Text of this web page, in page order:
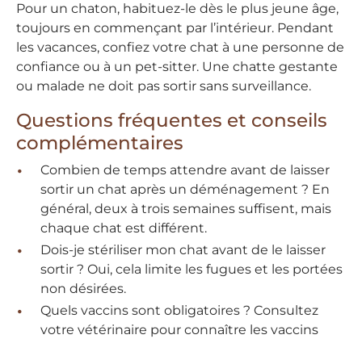
Pour un chaton, habituez-le dès le plus jeune âge,
toujours en commençant par l’intérieur. Pendant
les vacances, confiez votre chat à une personne de
confiance ou à un pet-sitter. Une chatte gestante
ou malade ne doit pas sortir sans surveillance.
Questions fréquentes et conseils
complémentaires
Combien de temps attendre avant de laisser
sortir un chat après un déménagement ? En
général, deux à trois semaines suffisent, mais
chaque chat est différent.
Dois-je stériliser mon chat avant de le laisser
sortir ? Oui, cela limite les fugues et les portées
non désirées.
Quels vaccins sont obligatoires ? Consultez
votre vétérinaire pour connaître les vaccins